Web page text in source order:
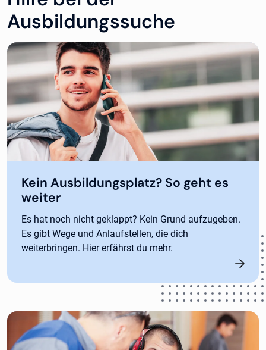
Ausbildungssuche
Kein Ausbildungsplatz? So geht es
weiter
Es hat noch nicht geklappt? Kein Grund aufzugeben.
Es gibt Wege und Anlaufstellen, die dich
weiterbringen. Hier erfährst du mehr.